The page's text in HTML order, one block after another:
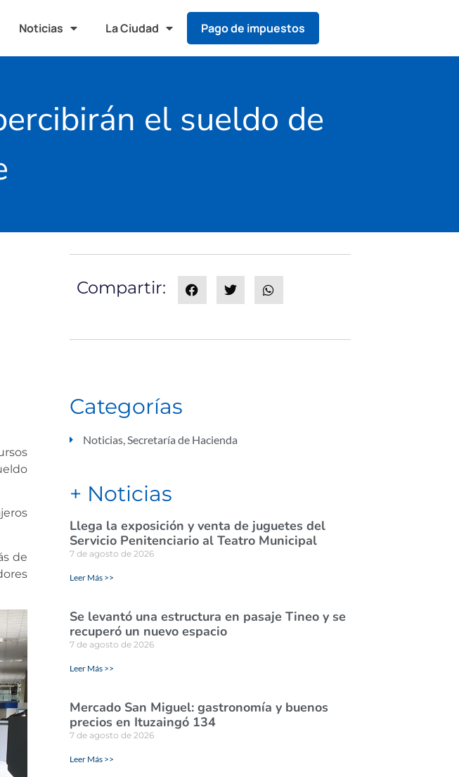
Noticias La Ciudad Pago de impuestos
el sueldo de
de
Compartir:
Categorías
Noticias,Secretaría de Hacienda
+ Noticias
Llega la exposición y venta de juguetes del
Servicio Penitenciario al Teatro Municipal
7 de agosto de 2026
Leer Más >>
Se levantó una estructura en pasaje Tineo y se
recuperó un nuevo espacio
7 de agosto de 2026
Leer Más >>
Mercado San Miguel: gastronomía y buenos
precios en Ituzaingó 134
7 de agosto de 2026
Leer Más >>